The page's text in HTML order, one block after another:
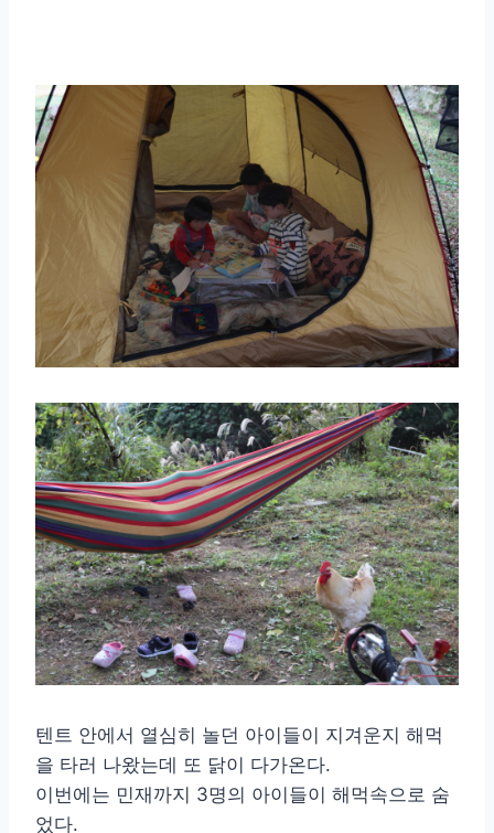
텐트 안에서 열심히 놀던 아이들이 지겨운지 해먹
을 타러 나왔는데 또 닭이 다가온다.
이번에는 민재까지 3명의 아이들이 해먹속으로 숨
었다.